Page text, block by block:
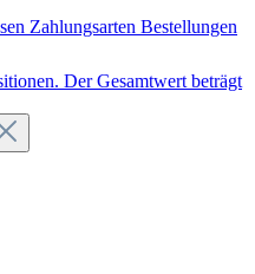
Zahlungsarten Bestellungen
Der Gesamtwert beträgt